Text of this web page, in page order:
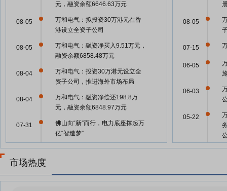
元，融资余额6646.63万元
万和电气：拟投资30万港元在香
港设立全资子公司
08-05
万和电气：融资净买入9.51万元，
融资余额6858.48万元
08-05
万和电气：投资30万港元设立全
资子公司，推进海外市场布局
08-04
万和电气：融资净偿还198.8万
元，融资余额6848.97万元
08-04
佛山向“新”而行，电力底座撑起万
亿“智造梦”
07-31
万和电气：融资净偿还40.24万
万和电气：融资净偿还7.03万元，
07-30
08-05
07-15
06-05
06-03
05-22
市场热度